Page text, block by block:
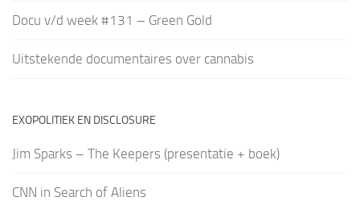
Docu v/d week #131 – Green Gold
Uitstekende documentaires over cannabis
EXOPOLITIEK EN DISCLOSURE
Jim Sparks – The Keepers (presentatie + boek)
CNN in Search of Aliens